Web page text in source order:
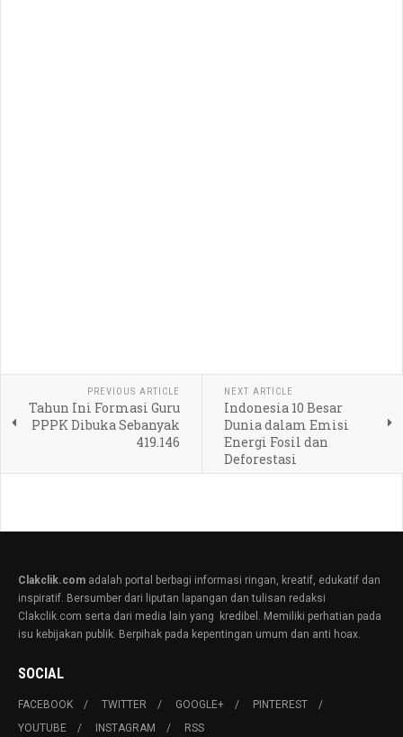
PREVIOUS ARTICLE
Tahun Ini Formasi Guru
PPPK Dibuka Sebanyak
419.146
NEXT ARTICLE
Indonesia 10 Besar
Dunia dalam Emisi
Energi Fosil dan
Deforestasi
Clakclik.com adalah portal berbagi informasi ringan, kreatif, edukatif dan
inspiratif. Bersumber dari liputan lapangan dan tulisan redaksi
Clakclik.com serta dari media lain yang kredibel. Memiliki perhatian pada
isu kebijakan publik. Berpihak pada kepentingan umum dan anti hoax.
SOCIAL
FACEBOOK TWITTER GOOGLE+
PINTEREST
YOUTUBE
INSTAGRAM RSS